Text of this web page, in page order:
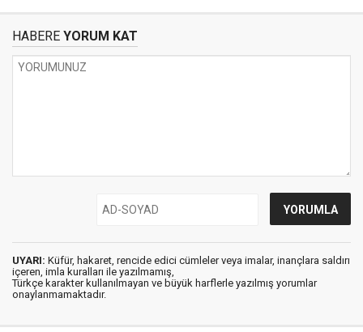
HABERE YORUM KAT
UYARI: Küfür, hakaret, rencide edici cümleler veya imalar, inançlara saldırı
içeren, imla kuralları ile yazılmamış,
Türkçe karakter kullanılmayan ve büyük harflerle yazılmış yorumlar
onaylanmamaktadır.